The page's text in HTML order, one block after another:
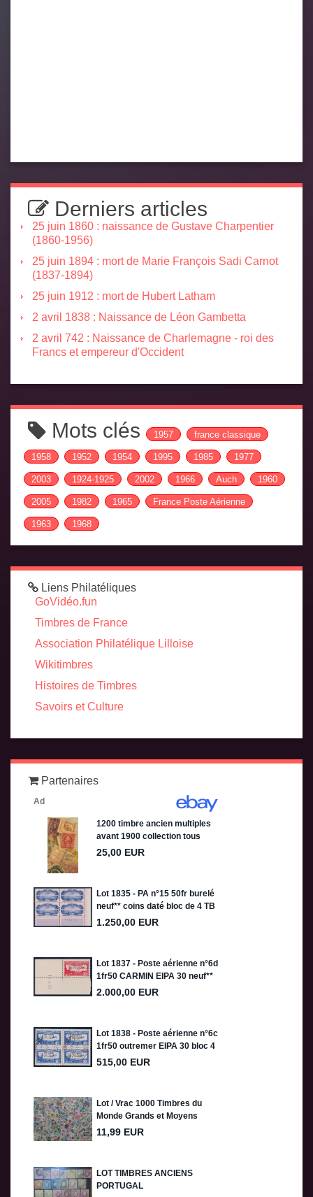
Derniers articles
25 juin 1860 : naissance de Gustave Charpentier
(1860-1956)
25 juin 1894 : mort de Marie François Sadi Carnot
(1837-1894)
25 juin 1912 : mort de Hubert Latham
2 avril 1838 : Naissance de Léon Gambetta
2 avril 742 : Naissance de Charlemagne - roi des
Francs et empereur d'Occident
Mots clés 1957 france classique
1958 1952 1954 1995 1985 1977
2003 1924-1925 2002 1966 Auch 1960
2005 1982 1965 France Poste Aérienne
1963 1968
Liens Philatéliques
GoVidéo.fun
Timbres de France
Association Philatélique Lilloise
Wikitimbres
Histoires de Timbres
Savoirs et Culture
Partenaires